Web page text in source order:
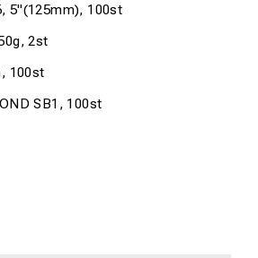
5"(125mm), 100st
2st
100st
SB1, 100st